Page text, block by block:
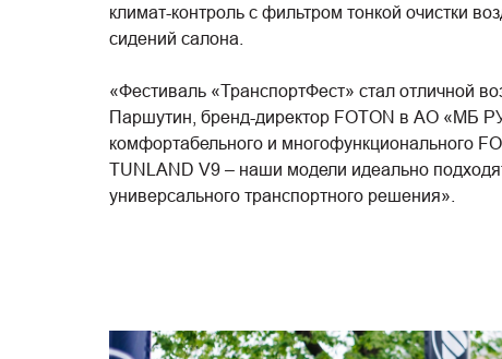
климат-контроль с фильтром тонкой очистки
сидений салона.
«Фестиваль «ТранспортФест» стал отличной
Паршутин, бренд-директор FOTON в АО «МБ
комфортабельного и многофункционального
TUNLAND V9 – наши модели идеально
универсального транспортного решения».